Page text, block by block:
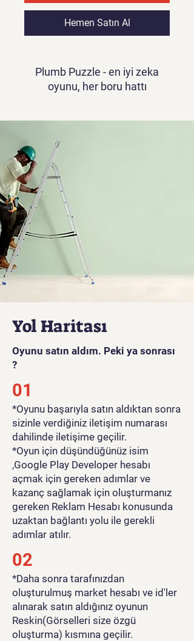
Hemen Satın Al
Plumb Puzzle - en iyi zeka
oyunu, her boru hattı
hayranıysanız, bu harika
ÜCRETSİZ boru hattı oyununu
kaçırmayın! Sadece çocuklar
için değil, yetişkinler ve aileler
için de iyi bilinen bir boru
bağlama oyunudur. Herkes
sıhhi tesisat eğlencesinin
tadını çıkarabilir! Eğlenceli,
ilham verici bir boru
yapbozunu garanti ediyoruz.
Tüm boru tesisatı hayranları,
heyecan verici boru tesisatı
yolculuğunuza hazırlanın!
Yol Haritası
Oyunu satın aldım. Peki ya sonrası
?
01
*Oyunu başarıyla satın aldıktan sonra
sizinle verdiğiniz iletişim numarası
dahilinde iletişime geçilir.
*Oyun için düşündüğünüz isim
,Google Play Developer hesabı
açmak için gereken adımlar ve
kazanç sağlamak için oluşturmanız
gereken Reklam Hesabı konusunda
uzaktan bağlantı yolu ile gerekli
adımlar atılır.
02
*Daha sonra tarafınızdan
oluşturulmuş market hesabı ve id'ler
alınarak satın aldığınız oyunun
Reskin(Görselleri size özgü
oluşturma) kısmına geçilir.